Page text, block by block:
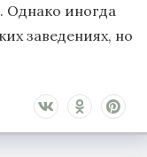
Однако иногда
заведениях, но